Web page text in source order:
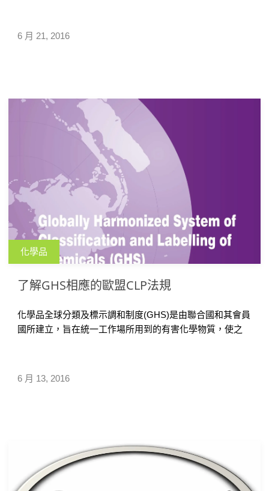
6 月 21, 2016
化學品
了解GHS相應的歐盟CLP法規
6 月 13, 2016
化學品全球分類及標示調和制度(GHS)是由聯合國和其會員
國所建立，旨在統一工作場所用到的有害化學物質，使之